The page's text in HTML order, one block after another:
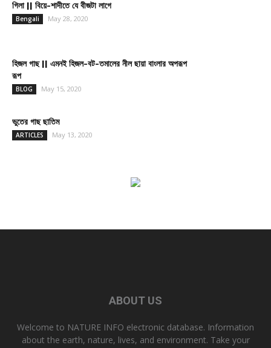
গিলা || বিয়ে-শাদীতে যে বীজটা লাগে
Bengali May 28, 2020
হিজল গাছ || এমনই হিজল-বট-তমালের নীল ছায়া বাংলার অপরূপ
রূপ
BLOG May 15, 2020
ভুতের গাছ ছাতিম
ARTICLES May 13, 2020
ABOUT US
Welcome to NATURE INFO electronic database. Information
about the earth, nature, lives, and environment. Take your